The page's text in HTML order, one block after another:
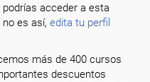
podrías acceder a esta
no es así,edita tu perfil
más de 400 cursos
descuentos